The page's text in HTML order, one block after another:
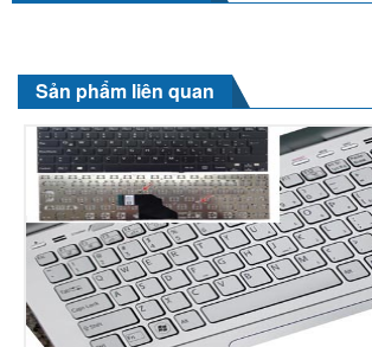
Sản phẩm liên quan